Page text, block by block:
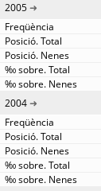
2005
2004